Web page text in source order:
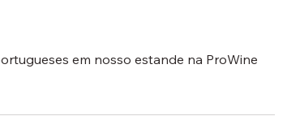
em nosso estande na ProWine